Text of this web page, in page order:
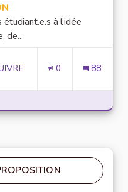
à l’idée
de...
ABONNÉS 0 88